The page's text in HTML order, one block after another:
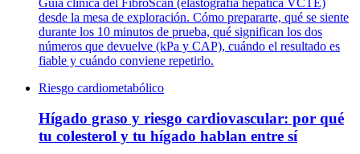
desde la mesa de exploración. Cómo prepararte, qué se siente
durante los 10 minutos de prueba, qué significan los dos
números que devuelve (kPa y CAP), cuándo el resultado es
fiable y cuándo conviene repetirlo.
Riesgo cardiometabólico
Hígado graso y riesgo cardiovascular: por qué
tu colesterol y tu hígado hablan entre sí